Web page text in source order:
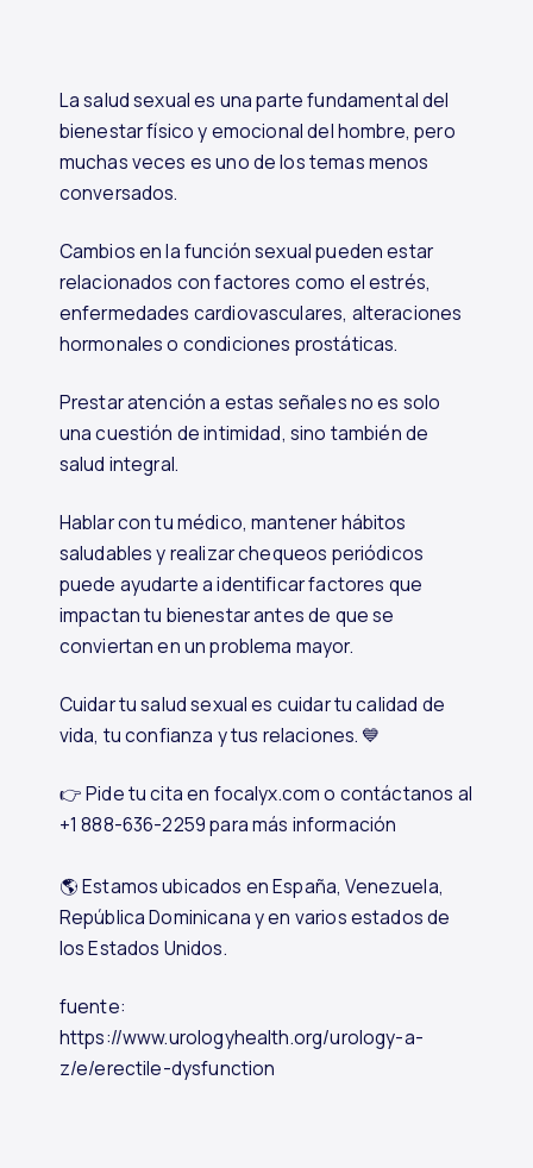
La salud sexual es una parte fundamental del
bienestar físico y emocional del hombre, pero
muchas veces es uno de los temas menos
conversados.
Cambios en la función sexual pueden estar
relacionados con factores como el estrés,
enfermedades cardiovasculares, alteraciones
hormonales o condiciones prostáticas.
Prestar atención a estas señales no es solo
una cuestión de intimidad, sino también de
salud integral.
Hablar con tu médico, mantener hábitos
saludables y realizar chequeos periódicos
puede ayudarte a identificar factores que
impactan tu bienestar antes de que se
conviertan en un problema mayor.
Cuidar tu salud sexual es cuidar tu calidad de
vida, tu confianza y tus relaciones. 💙
👉 Pide tu cita en focalyx.com o contáctanos al
+1 888-636-2259 para más información
🌎 Estamos ubicados en España, Venezuela,
República Dominicana y en varios estados de
los Estados Unidos.
fuente:
https://www.urologyhealth.org/urology-a-
z/e/erectile-dysfunction